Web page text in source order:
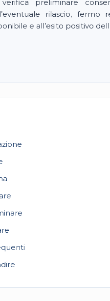
preliminare
rilascio, fermo
e all’esito positivo